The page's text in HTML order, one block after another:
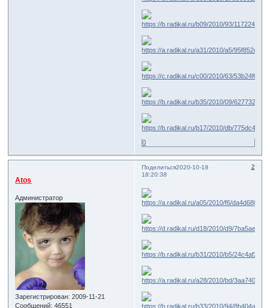
0
Поделиться 2
2020-10-18
18:20:38
Atos
Администратор
Зарегистрирован: 2009-11-21
Сообщений: 46551